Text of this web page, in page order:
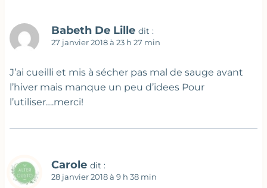
Babeth De Lille dit :
27 janvier 2018 à 23 h 27 min
J’ai cueilli et mis à sécher pas mal de sauge avant
l’hiver mais manque un peu d’idees Pour
l’utiliser….merci!
Carole dit :
28 janvier 2018 à 9 h 38 min